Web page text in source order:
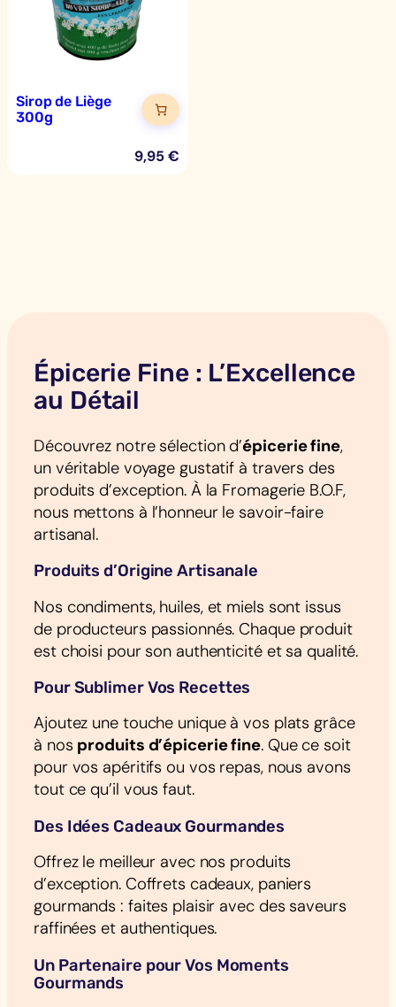
Sirop de Liège
300g
9,95€
Épicerie Fine : L’Excellence
au Détail
Découvrez notre sélection d’épicerie fine,
un véritable voyage gustatif à travers des
produits d’exception. À la Fromagerie B.O.F,
nous mettons à l’honneur le savoir-faire
artisanal.
Produits d’Origine Artisanale
Nos condiments, huiles, et miels sont issus
de producteurs passionnés. Chaque produit
est choisi pour son authenticité et sa qualité.
Pour Sublimer Vos Recettes
Ajoutez une touche unique à vos plats grâce
à nos produits d’épicerie fine. Que ce soit
pour vos apéritifs ou vos repas, nous avons
tout ce qu’il vous faut.
Des Idées Cadeaux Gourmandes
Offrez le meilleur avec nos produits
d’exception. Coffrets cadeaux, paniers
gourmands : faites plaisir avec des saveurs
raffinées et authentiques.
Un Partenaire pour Vos Moments
Gourmands